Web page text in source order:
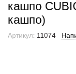
кашпо
кашпо)
Артикул: 11074